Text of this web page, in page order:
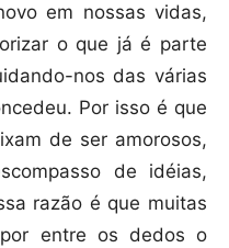
em nossas vidas,
o que já é parte
nos das várias
Por isso é que
de ser amorosos,
de idéias,
razão é que muitas
entre os dedos o